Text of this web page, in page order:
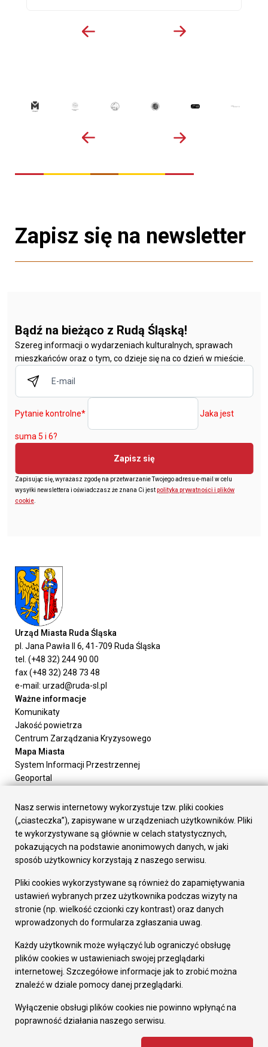
Zapisz się na newsletter
Bądź na bieżąco z Rudą Śląską!
Szereg informacji o wydarzeniach kulturalnych, sprawach
mieszkańców oraz o tym, co dzieje się na co dzień w mieście.
Pytanie kontrolne* Jaka jest
suma 5 i 6?
Zapisz się
Zapisując się, wyrażasz zgodę na przetwarzanie Twojego adresu e-mail w celu
wysyłki newslettera i oświadczasz że znana Ci jestpolityka prywatności i plików
cookie.
Urząd Miasta Ruda Śląska
pl. Jana Pawła II 6, 41-709 Ruda Śląska
tel. (+48 32) 244 90 00
fax (+48 32) 248 73 48
e-mail: urzad@ruda-sl.pl
Ważne informacje
Komunikaty
Jakość powietrza
Centrum Zarządzania Kryzysowego
Mapa Miasta
System Informacji Przestrzennej
Geoportal
Załatw sprawę
Prezydent Miasta
Rada Miasta
Wydziały
Elektroniczna Skrzynka Podawcza
Gospodarka
Fundusze europejskie
Środki krajowe
Oferty inwestycyjne
Pozostałe
Deklaracja dostępności
Dane osobowe
Dodaj opinię o witrynie
Nasz serwis internetowy wykorzystuje tzw. pliki cookies
(„ciasteczka”), zapisywane w urządzeniach użytkowników. Pliki
te wykorzystywane są głównie w celach statystycznych,
pokazujących na podstawie anonimowych danych, w jaki
sposób użytkownicy korzystają z naszego serwisu.
Pliki cookies wykorzystywane są również do zapamiętywania
ustawień wybranych przez użytkownika podczas wizyty na
stronie (np. wielkość czcionki czy kontrast) oraz danych
wprowadzonych do formularza zgłaszania uwag.
Każdy użytkownik może wyłączyć lub ograniczyć obsługę
plików cookies w ustawieniach swojej przeglądarki
internetowej. Szczegółowe informacje jak to zrobić można
znaleźć w dziale pomocy danej przeglądarki.
Wyłączenie obsługi plików cookies nie powinno wpłynąć na
poprawność działania naszego serwisu.